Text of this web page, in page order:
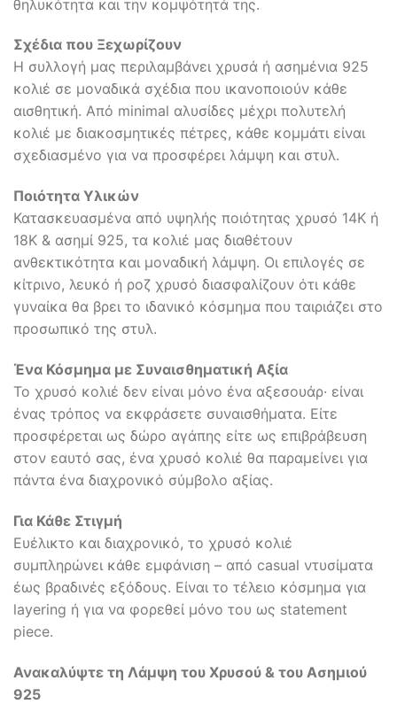
θηλυκότητα και την κομψότητά της.
Σχέδια που Ξεχωρίζουν
Η συλλογή μας περιλαμβάνει χρυσά ή ασημένια 925
κολιέ σε μοναδικά σχέδια που ικανοποιούν κάθε
αισθητική. Από minimal αλυσίδες μέχρι πολυτελή
κολιέ με διακοσμητικές πέτρες, κάθε κομμάτι είναι
σχεδιασμένο για να προσφέρει λάμψη και στυλ.
Ποιότητα Υλικών
Κατασκευασμένα από υψηλής ποιότητας χρυσό 14Κ ή
18Κ & ασημί 925, τα κολιέ μας διαθέτουν
ανθεκτικότητα και μοναδική λάμψη. Οι επιλογές σε
κίτρινο, λευκό ή ροζ χρυσό διασφαλίζουν ότι κάθε
γυναίκα θα βρει το ιδανικό κόσμημα που ταιριάζει στο
προσωπικό της στυλ.
Ένα Κόσμημα με Συναισθηματική Αξία
Το χρυσό κολιέ δεν είναι μόνο ένα αξεσουάρ· είναι
ένας τρόπος να εκφράσετε συναισθήματα. Είτε
προσφέρεται ως δώρο αγάπης είτε ως επιβράβευση
στον εαυτό σας, ένα χρυσό κολιέ θα παραμείνει για
πάντα ένα διαχρονικό σύμβολο αξίας.
Για Κάθε Στιγμή
Ευέλικτο και διαχρονικό, το χρυσό κολιέ
συμπληρώνει κάθε εμφάνιση – από casual ντυσίματα
έως βραδινές εξόδους. Είναι το τέλειο κόσμημα για
layering ή για να φορεθεί μόνο του ως statement
piece.
Ανακαλύψτε τη Λάμψη του Χρυσού & του Ασημιού
925